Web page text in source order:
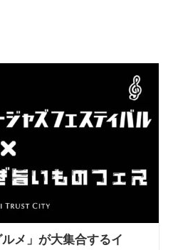
メ」が大集合するイ